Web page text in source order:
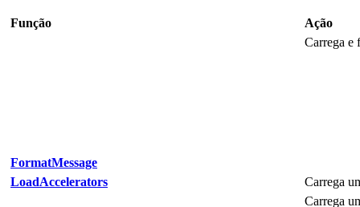
Função Ação
FormatMessage
Carrega e
LoadAccelerators Carrega
Carrega